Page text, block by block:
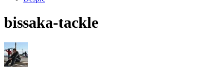
bissaka-tackle